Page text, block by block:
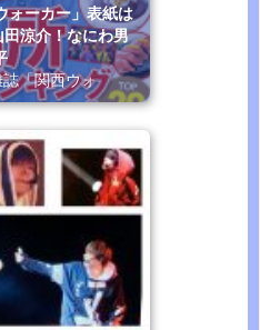
ォーカー」表紙は
涼介！なにわ男
「関西ウォ